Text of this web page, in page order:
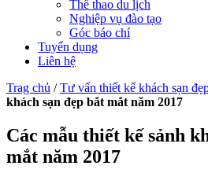
Thể thao du lịch
Nghiệp vụ đào tạo
Góc báo chí
Tuyển dụng
Liên hệ
Trag chủ /Tư vấn thiết kế khách sạn
khách sạn đẹp bắt mắt năm 2017
Các mẫu thiết kế sảnh
mắt năm 2017